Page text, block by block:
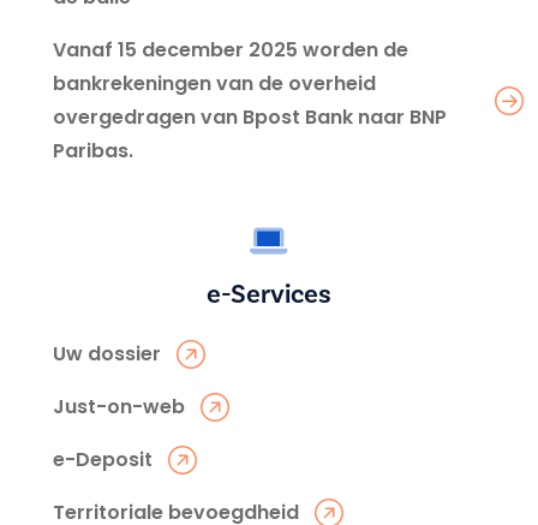
Vanaf 15 december 2025 worden de
bankrekeningen van de overheid
overgedragen van Bpost Bank naar BNP
Paribas.
e-Services
Uw dossier
Just-on-web
e-Deposit
Territoriale bevoegdheid